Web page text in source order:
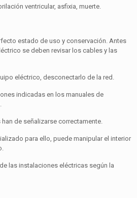
ventricular, asfixia, muerte.
estado de uso y conser­vación. Antes
se deben revisar los cables y las
eléctrico, desconectarlo de la red.
indicadas en los manuales de
de señalizarse correctamen­te.
para ello, puede mani­pular el interior
las instalaciones eléctricas según la